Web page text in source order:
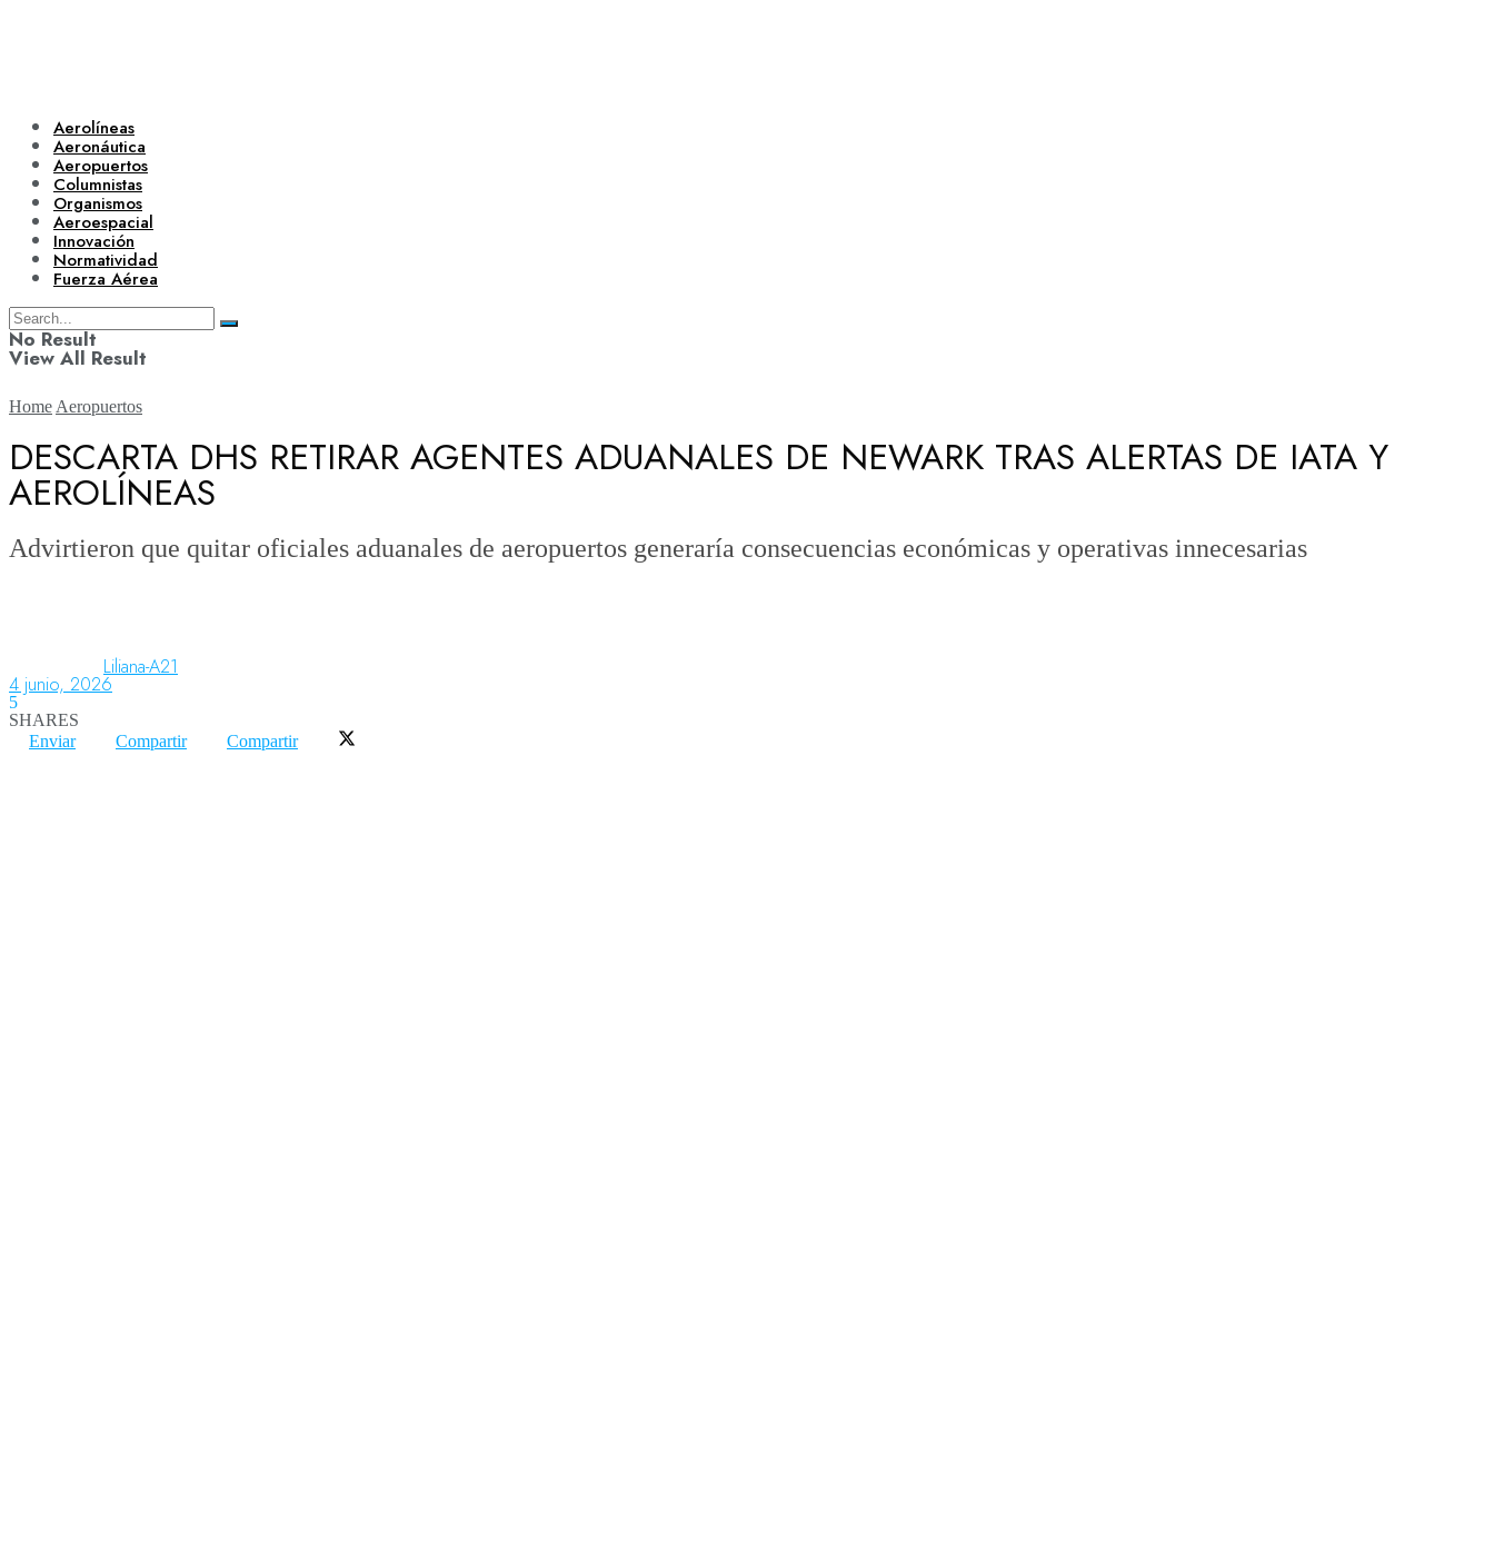
Aerolíneas
Aeronáutica
Aeropuertos
Columnistas
Organismos
Aeroespacial
Innovación
Normatividad
Fuerza Aérea
No Result
View All Result
Aerolíneas
Columnistas
Home Aeropuertos
DESCARTA DHS RETIRAR AGENTES ADUANALES DE NEWARK TRAS ALERTAS DE IATA Y
AEROLÍNEAS
Advirtieron que quitar oficiales aduanales de aeropuertos generaría consecuencias económicas y operativas innecesarias
Liliana-A21
4 junio, 2026
5
SHARES
Enviar
Compartir Compartir